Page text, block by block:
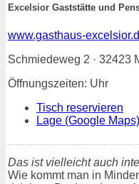
Excelsior Gaststätte und
www.gasthaus-
Schmiedeweg 2 · 32423
Öffnungszeiten: Uhr
Tisch reservieren
Lage (Google Maps)
Das ist vielleicht auch
Wie kommt man in